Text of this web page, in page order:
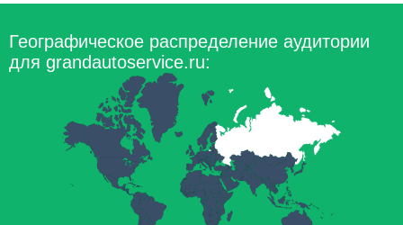
Географическое распределение аудитории
для grandautoservice.ru: